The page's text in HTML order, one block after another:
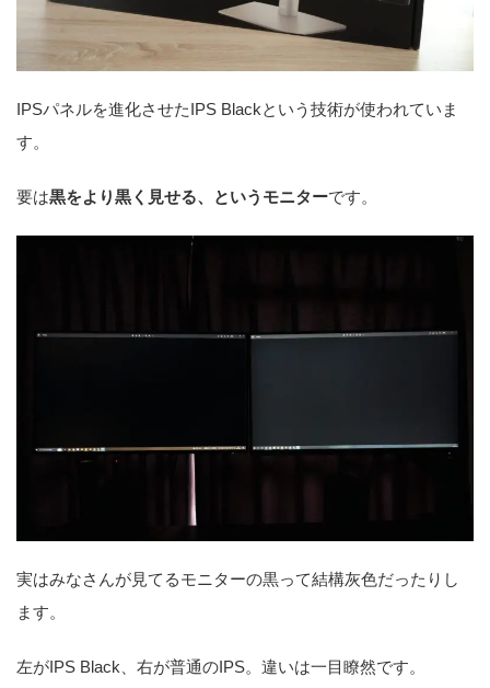
IPSパネルを進化させたIPS Blackという技術が使われていま
す。
要は黒をより黒く見せる、というモニターです。
実はみなさんが見てるモニターの黒って結構灰色だったりし
ます。
左がIPS Black、右が普通のIPS。違いは一目瞭然です。